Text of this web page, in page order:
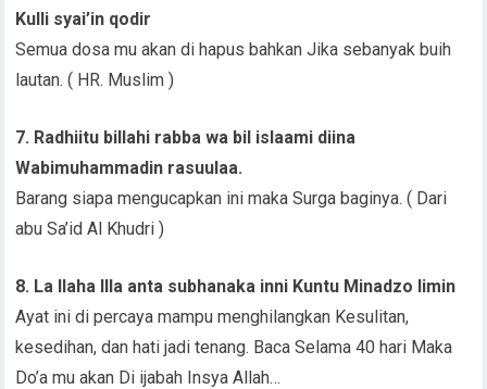
Kulli syai’in qodir
Semua dosa mu akan di hapus bahkan Jika sebanyak buih
lautan. ( HR. Muslim )
7. Radhiitu billahi rabba wa bil islaami diina
Wabimuhammadin rasuulaa.
Barang siapa mengucapkan ini maka Surga baginya. ( Dari
abu Sa’id Al Khudri )
8. La Ilaha Illa anta subhanaka inni Kuntu Minadzo limin
Ayat ini di percaya mampu menghilangkan Kesulitan,
kesedihan, dan hati jadi tenang. Baca Selama 40 hari Maka
Do’a mu akan Di ijabah Insya Allah…